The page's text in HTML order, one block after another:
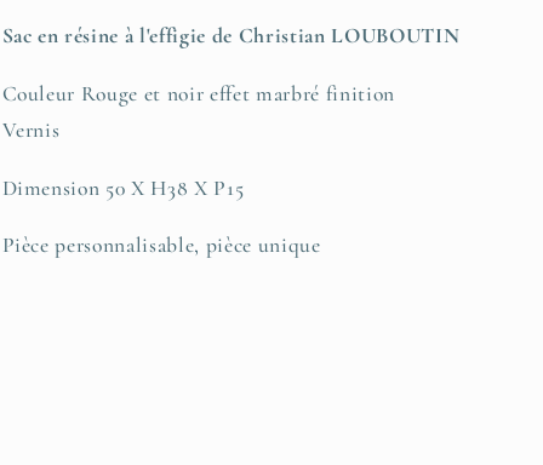
Sac en résine à l'effigie de Christian LOUBOUTIN
Couleur Rouge et noir effet marbré finition
Vernis
Dimension 50 X H38 X P15
Pièce personnalisable, pièce unique